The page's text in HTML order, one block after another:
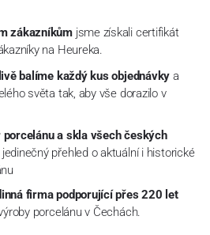
zákazníkům jsme získali certifikát
na Heureka.
balíme každý kus objednávky a
světa tak, aby vše dorazilo v
a skla všech českých
přehled o aktuální i historické
firma podporující přes 220 let
porcelánu v Čechách.